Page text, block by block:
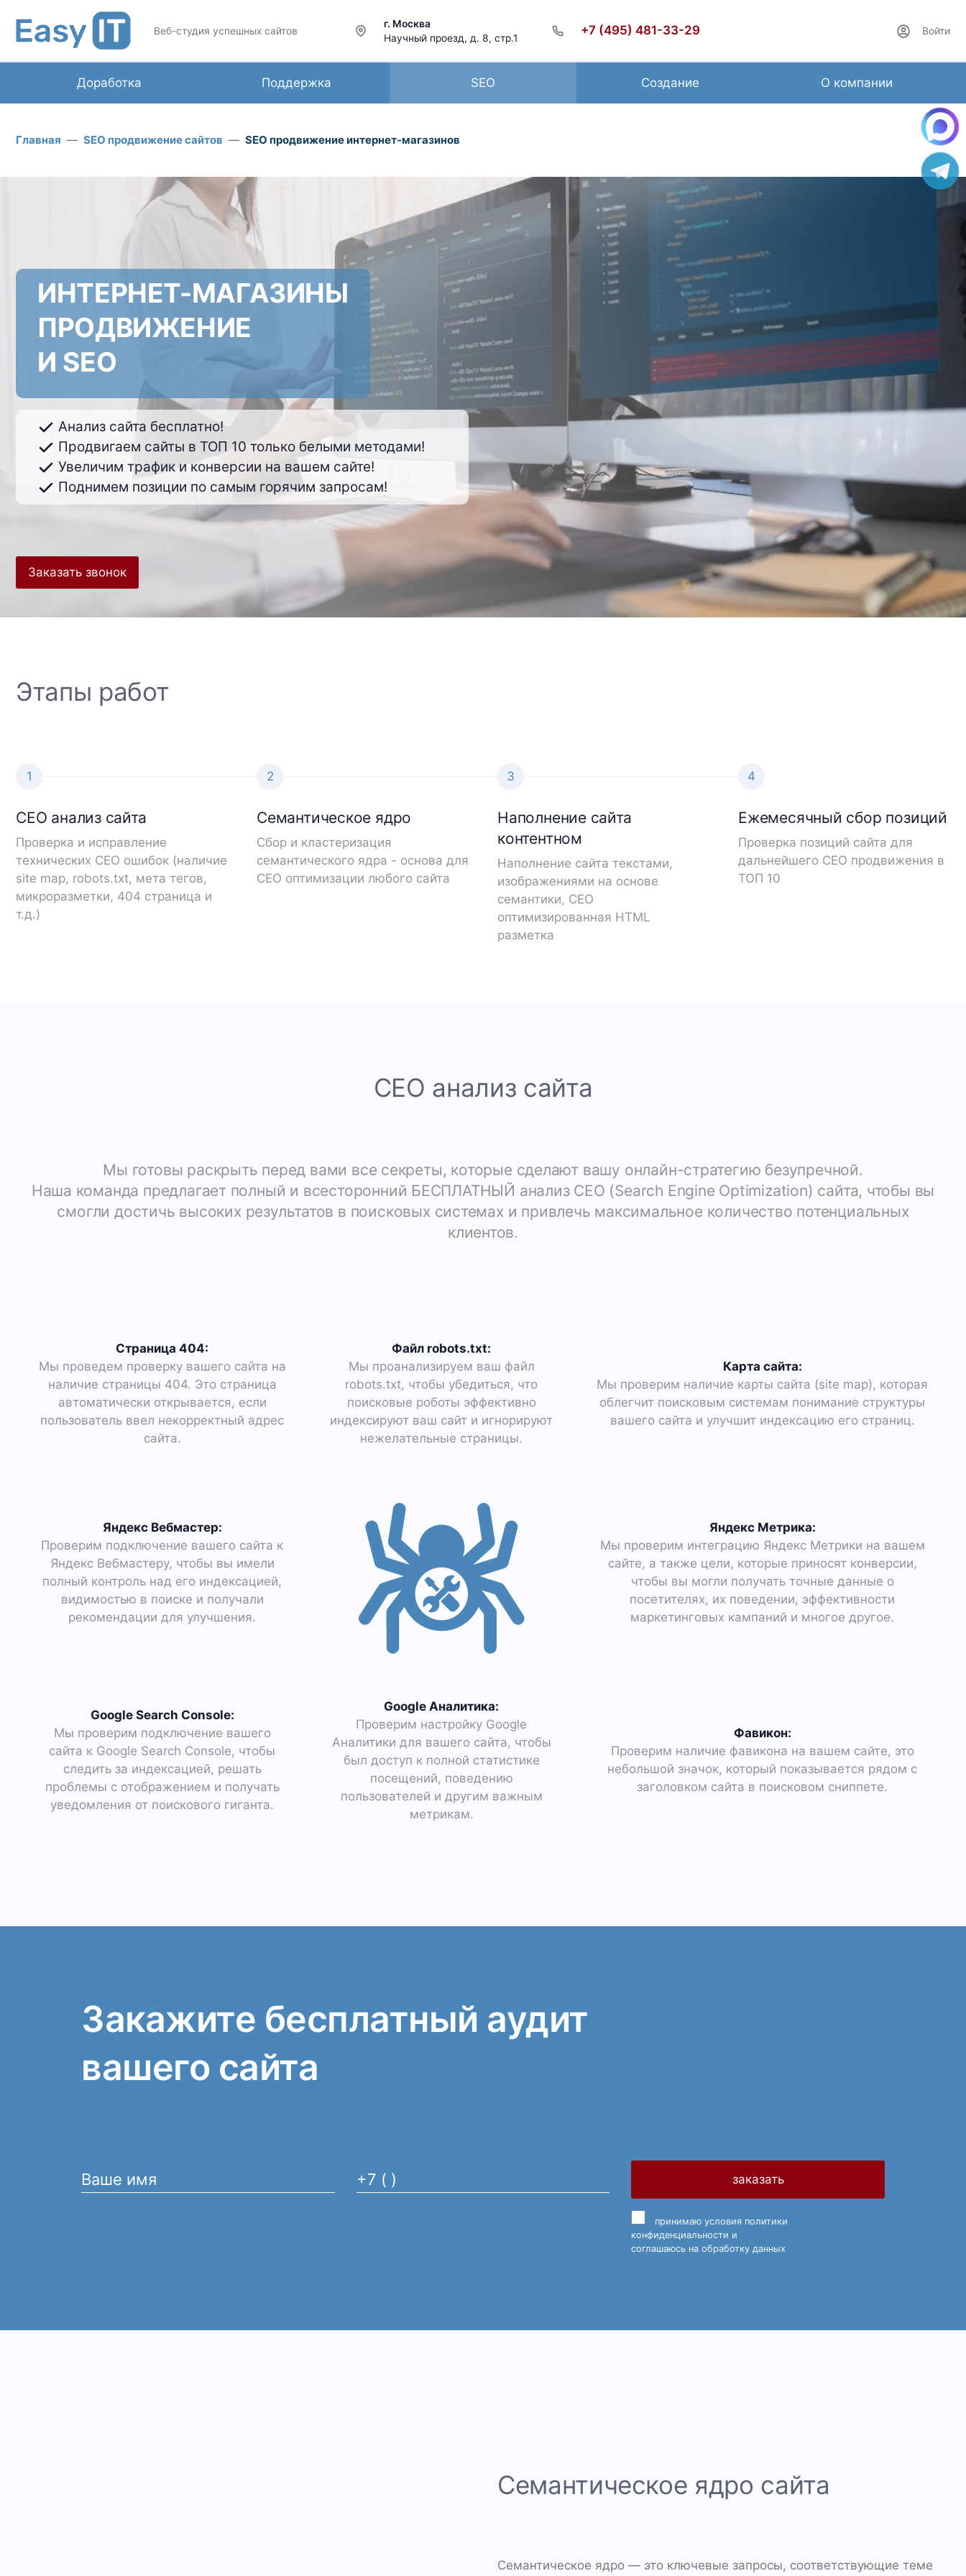
Веб-студия успешных сайтов
г. Москва
Научный проезд, д. 8, стр.1
+7 (495) 481-33-29 Войти
Доработка Поддержка SEO Создание О компании
Главная SEO продвижение сайтов SEO продвижение интернет-магазинов
ИНТЕРНЕТ-МАГАЗИНЫ
ПРОДВИЖЕНИЕ
И SEO
Анализ сайта бесплатно!
Продвигаем сайты в ТОП 10 только белыми методами!
Увеличим трафик и конверсии на вашем сайте!
Поднимем позиции по самым горячим запросам!
Заказать звонок
Этапы работ
1
СЕО анализ сайта
Проверка и исправление
технических СЕО ошибок (наличие
site map, robots.txt, мета тегов,
микроразметки, 404 страница и
т.д.)
2
Семантическое ядро
Сбор и кластеризация
семантического ядра - основа для
СЕО оптимизации любого сайта
3
Наполнение сайта
контентном
Наполнение сайта текстами,
изображениями на основе
семантики, СЕО
оптимизированная HTML
разметка
4
Ежемесячный сбор позиций
Проверка позиций сайта для
дальнейшего СЕО продвижения в
ТОП 10
СЕО анализ сайта
Мы готовы раскрыть перед вами все секреты, которые сделают вашу онлайн-стратегию безупречной.
Наша команда предлагает полный и всесторонний БЕСПЛАТНЫЙ анализ СЕО (Search Engine Optimization) сайта, чтобы вы
смогли достичь высоких результатов в поисковых системах и привлечь максимальное количество потенциальных
клиентов.
Страница 404:
Мы проведем проверку вашего сайта на
наличие страницы 404. Это страница
автоматически открывается, если
пользователь ввел некорректный адрес
сайта.
Файл robots.txt:
Мы проанализируем ваш файл
robots.txt, чтобы убедиться, что
поисковые роботы эффективно
индексируют ваш сайт и игнорируют
нежелательные страницы.
Карта сайта:
Мы проверим наличие карты сайта (site map), которая
облегчит поисковым системам понимание структуры
вашего сайта и улучшит индексацию его страниц.
Яндекс Вебмастер:
Проверим подключение вашего сайта к
Яндекс Вебмастеру, чтобы вы имели
полный контроль над его индексацией,
видимостью в поиске и получали
рекомендации для улучшения.
Яндекс Метрика:
Мы проверим интеграцию Яндекс Метрики на вашем
сайте, а также цели, которые приносят конверсии,
чтобы вы могли получать точные данные о
посетителях, их поведении, эффективности
маркетинговых кампаний и многое другое.
Google Search Console:
Мы проверим подключение вашего
сайта к Google Search Console, чтобы
следить за индексацией, решать
проблемы с отображением и получать
уведомления от поискового гиганта.
Google Аналитика:
Проверим настройку Google
Аналитики для вашего сайта, чтобы
был доступ к полной статистике
посещений, поведению
пользователей и другим важным
метрикам.
Фавикон:
Проверим наличие фавикона на вашем сайте, это
небольшой значок, который показывается рядом с
заголовком сайта в поисковом сниппете.
Закажите бесплатный аудит
вашего сайта
заказать
принимаюусловия политики
конфиденциальности и
соглашаюсь на обработку данных
Семантическое ядро сайта
Семантическое ядро — это ключевые запросы, соответствующие теме